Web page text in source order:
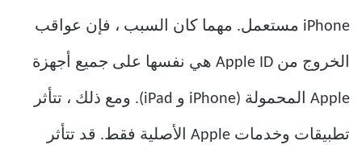
iPhone مستعمل. مهما كان السبب ، فإن عواقب
الخروج من Apple ID هي نفسها على جميع أجهزة
Apple المحمولة (iPhone و iPad). ومع ذلك ، تتأثر
تطبيقات وخدمات Apple الأصلية فقط. قد تتأثر